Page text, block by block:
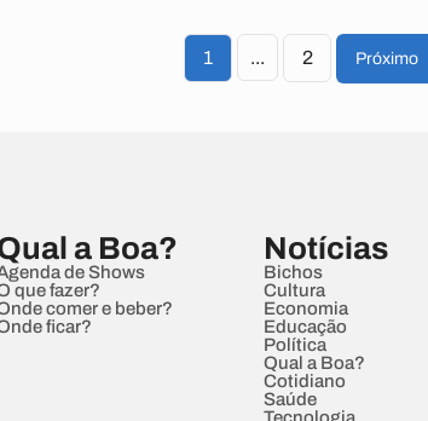
1 ... 2 Próximo
a Boa?
de Shows
que fazer?
comer e beber?
ficar?
Notícias
Bichos
Cultura
Economia
Educação
Política
Qual a Boa?
Cotidiano
Saúde